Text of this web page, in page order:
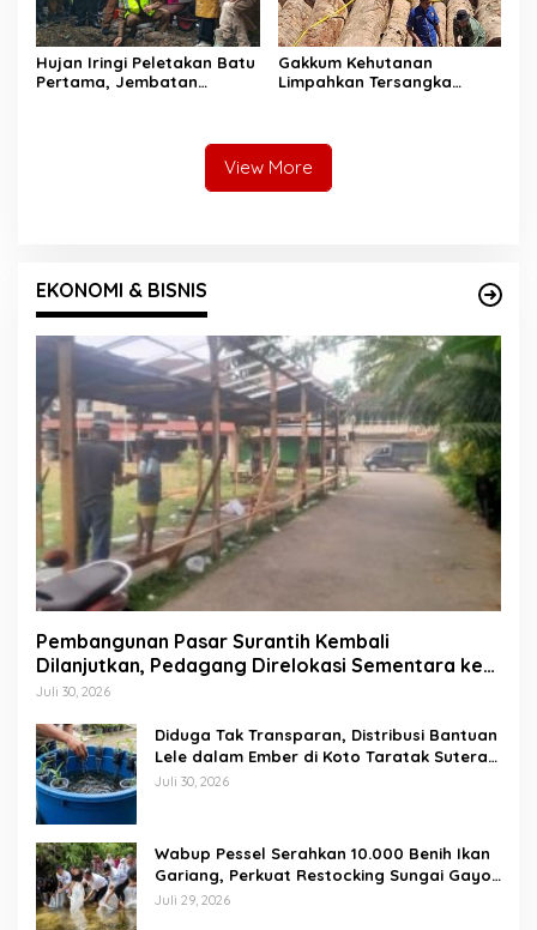
Hujan Iringi Peletakan Batu
Pertama, Jembatan
Gakkum Kehutanan
Limpahkan Tersangka
View More
EKONOMI & BISNIS
Pembangunan Pasar Surantih Kembali
Dilanjutkan, Pedagang Direlokasi Sementara ke
Lapangan Gadih Basanai
Juli 30, 2026
Diduga Tak Transparan, Distribusi Bantuan
Lele dalam Ember di Koto Taratak Sutera
Tuai Sorotan Warga
Juli 30, 2026
Wabup Pessel Serahkan 10.000 Benih Ikan
Gariang, Perkuat Restocking Sungai Gayo
demi Kelestarian Perairan
Juli 29, 2026